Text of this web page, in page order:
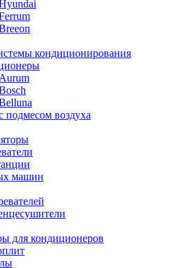
кондиционирования
воздуха
машин
для кондиционеров